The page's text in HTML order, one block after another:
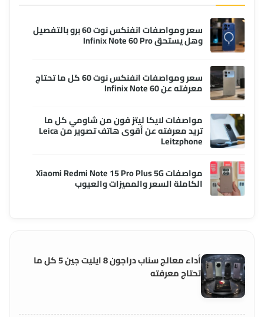
سعر ومواصفات انفنكس نوت 60 برو بالتفصيل
وهل يستحق Infinix Note 60 Pro
سعر ومواصفات انفنكس نوت 60 كل ما تحتاج
معرفته عن Infinix Note 60
مواصفات لايكا ليتز فون من شاومي كل ما
تريد معرفته عن أقوى هاتف تصوير من Leica
Leitzphone
مواصفات Xiaomi Redmi Note 15 Pro Plus 5G
الكاملة السعر والمميزات والعيوب
أداء معالج سناب دراجون 8 ايليت جين 5 كل ما
تحتاج معرفته